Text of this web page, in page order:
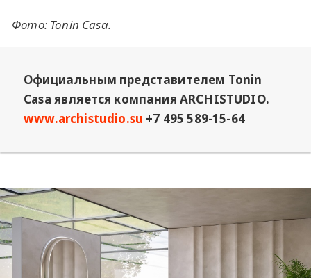
Фото: Tonin Casa.
Официальным представителем Tonin
Casa является компания ARCHISTUDIO.
www.archistudio.su +7 495 589-15-64